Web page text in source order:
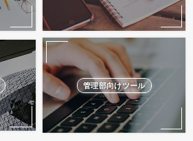
管理部向けツール